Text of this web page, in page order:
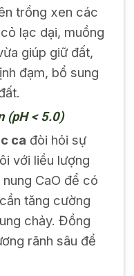
trồng xen các
lạc dại, muồng
giúp giữ đất,
đạm, bổ sung
(pH < 5.0)
ca đòi hỏi sự
với liều lượng
CaO để có
tăng cường
chảy. Đồng
rãnh sâu để